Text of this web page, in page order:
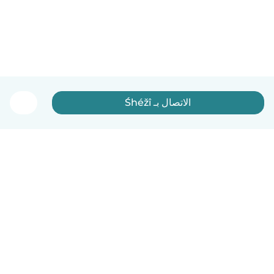
الاتصال بـ Śhéžî